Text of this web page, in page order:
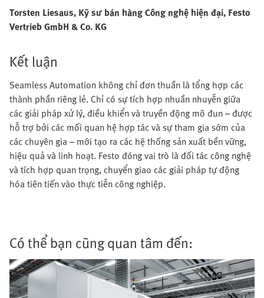
Torsten Liesaus, Kỹ sư bán hàng Công nghệ hiện đại, Festo
Vertrieb GmbH & Co. KG
Kết luận
Seamless Automation không chỉ đơn thuần là tổng hợp các
thành phần riêng lẻ. Chỉ có sự tích hợp nhuần nhuyễn giữa
các giải pháp xử lý, điều khiển và truyền động mô đun – được
hỗ trợ bởi các mối quan hệ hợp tác và sự tham gia sớm của
các chuyên gia – mới tạo ra các hệ thống sản xuất bền vững,
hiệu quả và linh hoạt. Festo đóng vai trò là đối tác công nghệ
và tích hợp quan trọng, chuyển giao các giải pháp tự động
hóa tiên tiến vào thực tiễn công nghiệp.
Có thể bạn cũng quan tâm đến: